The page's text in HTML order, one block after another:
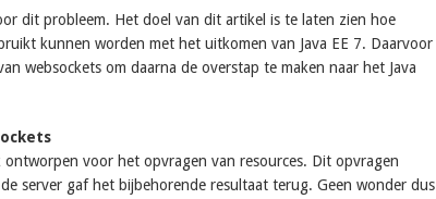
dit probleem. Het doel van dit artikel is te laten zien hoe
kunnen worden met het uitkomen van Java EE 7. Daarvoor
websockets om daarna de overstap te maken naar het Java
voor het opvragen van resources. Dit opvragen
server gaf het bijbehorende resultaat terug. Geen wonder dus